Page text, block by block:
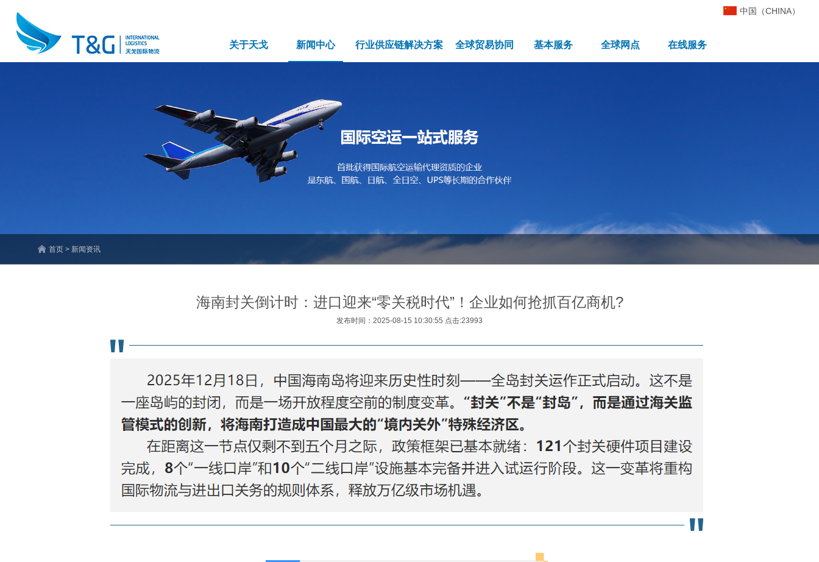
中国（CHINA）
关于天戈 新闻中心 行业供应链解决方案 全球贸易协同 基本服务 全球网点 在线服务
首页 > 新闻资讯
海南封关倒计时：进口迎来“零关税时代”！企业如何抢抓百亿商机?
发布时间：2025-08-15 10:30:55 点击:23993